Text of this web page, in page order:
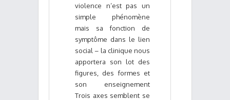
violence n’est pas un
simple phénomène
mais sa fonction de
symptôme dans le lien
social – la clinique nous
apportera son lot des
figures, des formes et
son enseignement
Trois axes semblent se